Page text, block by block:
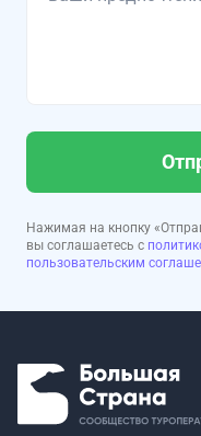
Нажимая на кнопку
вы соглашаетесь с
пользовательским